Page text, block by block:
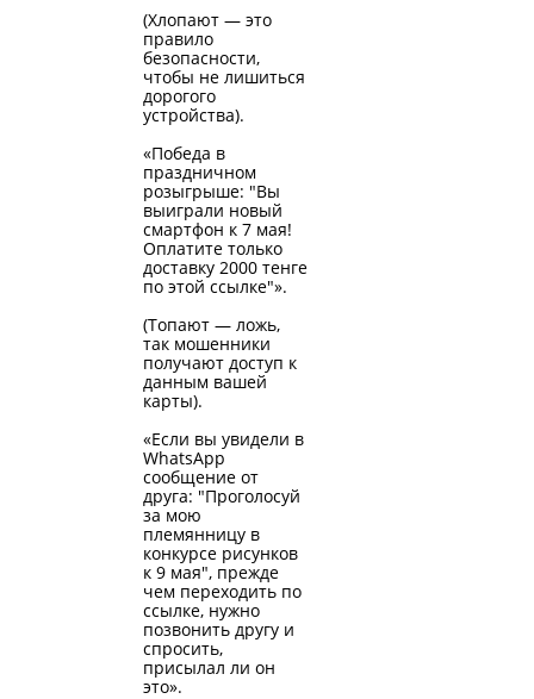
(Хлопают — это
правило
безопасности,
чтобы не лишиться
дорогого
устройства).
«Победа в
праздничном
розыгрыше: "Вы
выиграли новый
смартфон к 7 мая!
Оплатите только
доставку 2000 тенге
по этой ссылке"».
(Топают — ложь,
так мошенники
получают доступ к
данным вашей
карты).
«Если вы увидели в
WhatsApp
сообщение от
друга: "Проголосуй
за мою
племянницу в
конкурсе рисунков
к 9 мая", прежде
чем переходить по
ссылке, нужно
позвонить другу и
спросить,
присылал ли он
это».